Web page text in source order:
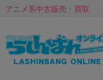
アニメ系中古販売・買取